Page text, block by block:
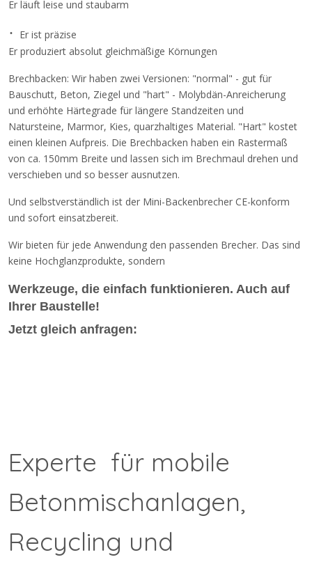
Er läuft leise und staubarm
· Er ist präzise
Er produziert absolut gleichmäßige Körnungen
Brechbacken: Wir haben zwei Versionen: "normal" - gut für
Bauschutt, Beton, Ziegel und "hart" - Molybdän-Anreicherung
und erhöhte Härtegrade für längere Standzeiten und
Natursteine, Marmor, Kies, quarzhaltiges Material. "Hart" kostet
einen kleinen Aufpreis. Die Brechbacken haben ein Rastermaß
von ca. 150mm Breite und lassen sich im Brechmaul drehen und
verschieben und so besser ausnutzen.
Und selbstverständlich ist der Mini-Backenbrecher CE-konform
und sofort einsatzbereit.
Wir bieten für jede Anwendung den passenden Brecher. Das sind
keine Hochglanzprodukte, sondern
Werkzeuge, die einfach funktionieren. Auch auf
Ihrer Baustelle!
Jetzt gleich anfragen:
Experte für mobile
Betonmischanlagen,
Recycling und